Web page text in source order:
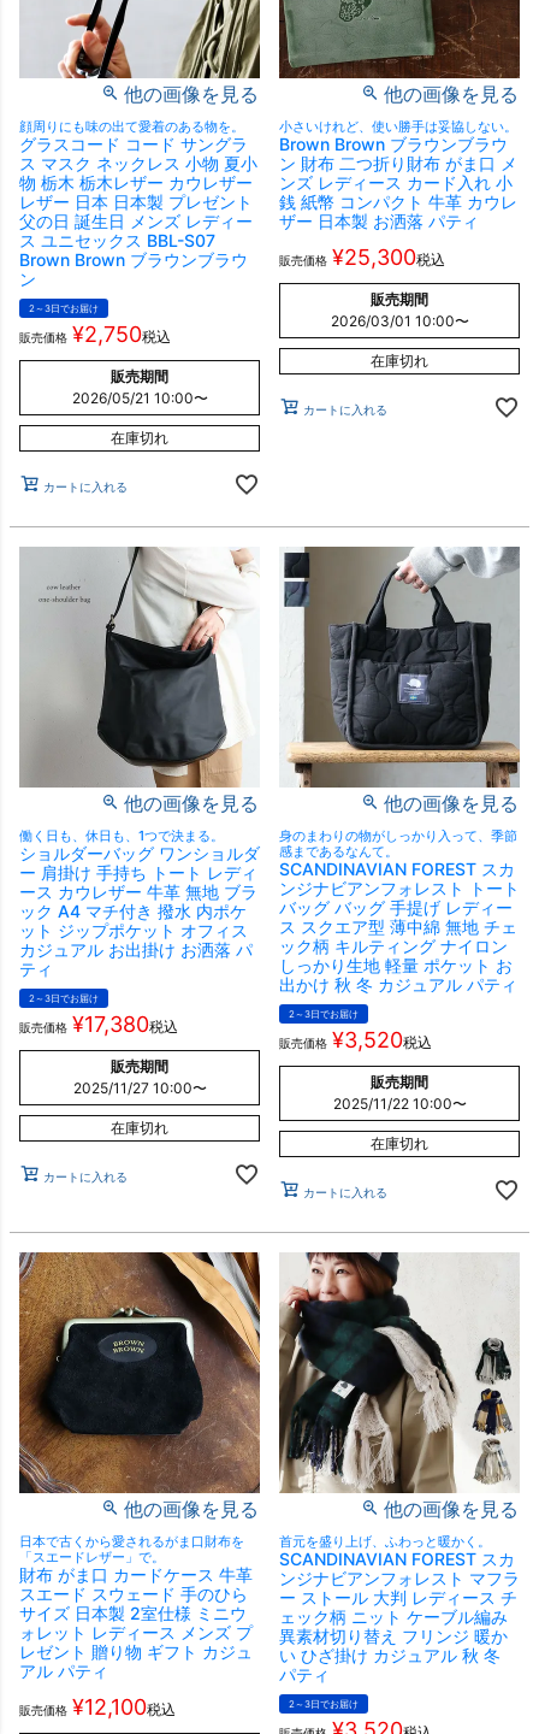
他の画像を見る
顔周りにも味の出て愛着のある物を。
グラスコード コード サングラ
ス マスク ネックレス 小物 夏小
物 栃木 栃木レザー カウレザー
レザー 日本 日本製 プレゼント
父の日 誕生日 メンズ レディー
ス ユニセックス BBL-S07
Brown Brown ブラウンブラウ
ン
2～3日でお届け
販売価格 ¥2,750税込
販売期間
2026/05/21 10:00〜
在庫切れ
カートに入れる
他の画像を見る
小さいけれど、使い勝手は妥協しない。
Brown Brown ブラウンブラウ
ン 財布 二つ折り財布 がま口 メ
ンズ レディース カード入れ 小
銭 紙幣 コンパクト 牛革 カウレ
ザー 日本製 お洒落 パティ
販売価格 ¥25,300税込
販売期間
2026/03/01 10:00〜
在庫切れ
カートに入れる
他の画像を見る
働く日も、休日も、1つで決まる。
ショルダーバッグ ワンショルダ
ー 肩掛け 手持ち トート レディ
ース カウレザー 牛革 無地 ブラ
ック A4 マチ付き 撥水 内ポケ
ット ジップポケット オフィス
カジュアル お出掛け お洒落 パ
ティ
2～3日でお届け
販売価格 ¥17,380税込
販売期間
2025/11/27 10:00〜
在庫切れ
カートに入れる
他の画像を見る
身のまわりの物がしっかり入って、季節
感まであるなんて。
SCANDINAVIAN FOREST スカ
ンジナビアンフォレスト トート
バッグ バッグ 手提げ レディー
ス スクエア型 薄中綿 無地 チェ
ック柄 キルティング ナイロン
しっかり生地 軽量 ポケット お
出かけ 秋 冬 カジュアル パティ
2～3日でお届け
販売価格 ¥3,520税込
販売期間
2025/11/22 10:00〜
在庫切れ
カートに入れる
他の画像を見る
日本で古くから愛されるがま口財布を
「スエードレザー」で。
財布 がま口 カードケース 牛革
スエード スウェード 手のひら
サイズ 日本製 2室仕様 ミニウ
ォレット レディース メンズ プ
レゼント 贈り物 ギフト カジュ
アル パティ
販売価格 ¥12,100税込
他の画像を見る
首元を盛り上げ、ふわっと暖かく。
SCANDINAVIAN FOREST スカ
ンジナビアンフォレスト マフラ
ー ストール 大判 レディース チ
ェック柄 ニット ケーブル編み
異素材切り替え フリンジ 暖か
い ひざ掛け カジュアル 秋 冬
パティ
2～3日でお届け